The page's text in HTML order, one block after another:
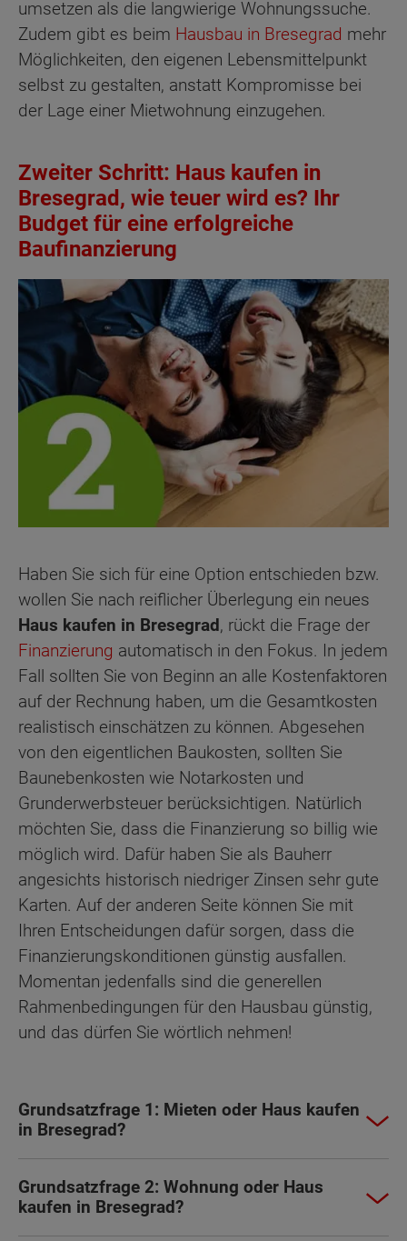
umsetzen als die langwierige Wohnungssuche.
Zudem gibt es beim Hausbau in Bresegrad mehr
Möglichkeiten, den eigenen Lebensmittelpunkt
selbst zu gestalten, anstatt Kompromisse bei
der Lage einer Mietwohnung einzugehen.
Zweiter Schritt: Haus kaufen in
Bresegrad, wie teuer wird es? Ihr
Budget für eine erfolgreiche
Baufinanzierung
Haben Sie sich für eine Option entschieden bzw.
wollen Sie nach reiflicher Überlegung ein neues
Haus kaufen in Bresegrad, rückt die Frage der
Finanzierung automatisch in den Fokus. In jedem
Fall sollten Sie von Beginn an alle Kostenfaktoren
auf der Rechnung haben, um die Gesamtkosten
realistisch einschätzen zu können. Abgesehen
von den eigentlichen Baukosten, sollten Sie
Baunebenkosten wie Notarkosten und
Grunderwerbsteuer berücksichtigen. Natürlich
möchten Sie, dass die Finanzierung so billig wie
möglich wird. Dafür haben Sie als Bauherr
angesichts historisch niedriger Zinsen sehr gute
Karten. Auf der anderen Seite können Sie mit
Ihren Entscheidungen dafür sorgen, dass die
Finanzierungskonditionen günstig ausfallen.
Momentan jedenfalls sind die generellen
Rahmenbedingungen für den Hausbau günstig,
und das dürfen Sie wörtlich nehmen!
Grundsatzfrage 1: Mieten oder Haus kaufen
in Bresegrad?
Grundsatzfrage 2: Wohnung oder Haus
kaufen in Bresegrad?